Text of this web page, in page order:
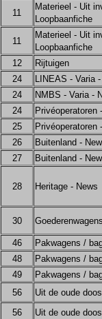
11
Materieel - Uit
Loopbaanfiche
11
Materieel - Uit
Loopbaanfiche
12
Rijtuigen
24
LINEAS - Varia
24
NMBS - Varia -
24
Privéoperatoren
25
Privéoperatoren
26
Buitenland -
27 Buitenland -
28 Heritage - News
30
46
Pakwagens /
48
Pakwagens /
49
Pakwagens /
56
Uit de oude doos
56
Uit de oude doos